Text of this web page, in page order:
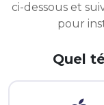
ci-dessous et
pour
Quel